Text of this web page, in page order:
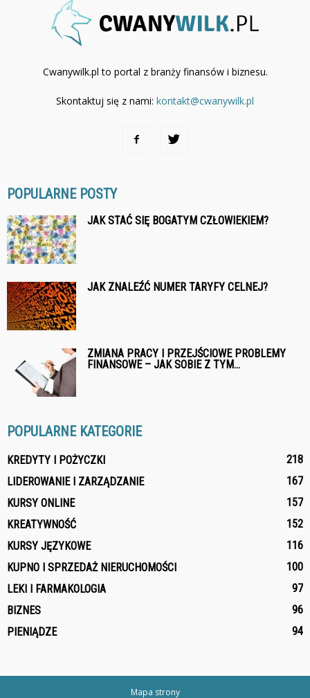
Cwanywilk.pl to portal z branży finansów i biznesu.
Skontaktuj się z nami: kontakt@cwanywilk.pl
POPULARNE POSTY
JAK STAĆ SIĘ BOGATYM CZŁOWIEKIEM?
JAK ZNALEŹĆ NUMER TARYFY CELNEJ?
ZMIANA PRACY I PRZEJŚCIOWE PROBLEMY
FINANSOWE – JAK SOBIE Z TYM...
POPULARNE KATEGORIE
KREDYTY I POŻYCZKI
218
LIDEROWANIE I ZARZĄDZANIE
167
KURSY ONLINE
157
KREATYWNOŚĆ
152
KURSY JĘZYKOWE
116
KUPNO I SPRZEDAŻ NIERUCHOMOŚCI
100
LEKI I FARMAKOLOGIA
97
BIZNES
96
PIENIĄDZE
94
Mapa strony